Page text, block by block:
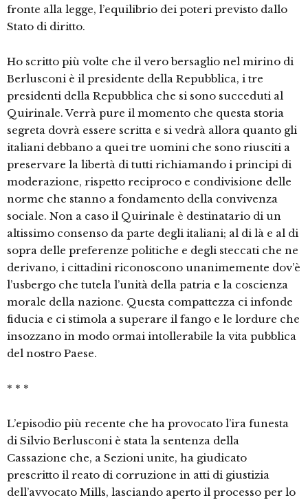
fronte alla legge, l’equilibrio dei poteri previsto dallo
Stato di diritto.
Ho scritto più volte che il vero bersaglio nel mirino di
Berlusconi è il presidente della Repubblica, i tre
presidenti della Repubblica che si sono succeduti al
Quirinale. Verrà pure il momento che questa storia
segreta dovrà essere scritta e si vedrà allora quanto gli
italiani debbano a quei tre uomini che sono riusciti a
preservare la libertà di tutti richiamando i principi di
moderazione, rispetto reciproco e condivisione delle
norme che stanno a fondamento della convivenza
sociale. Non a caso il Quirinale è destinatario di un
altissimo consenso da parte degli italiani; al di là e al di
sopra delle preferenze politiche e degli steccati che ne
derivano, i cittadini riconoscono unanimemente dov’è
l’usbergo che tutela l’unità della patria e la coscienza
morale della nazione. Questa compattezza ci infonde
fiducia e ci stimola a superare il fango e le lordure che
insozzano in modo ormai intollerabile la vita pubblica
del nostro Paese.
* * *
L’episodio più recente che ha provocato l’ira funesta
di Silvio Berlusconi è stata la sentenza della
Cassazione che, a Sezioni unite, ha giudicato
prescritto il reato di corruzione in atti di giustizia
dell’avvocato Mills, lasciando aperto il processo per lo